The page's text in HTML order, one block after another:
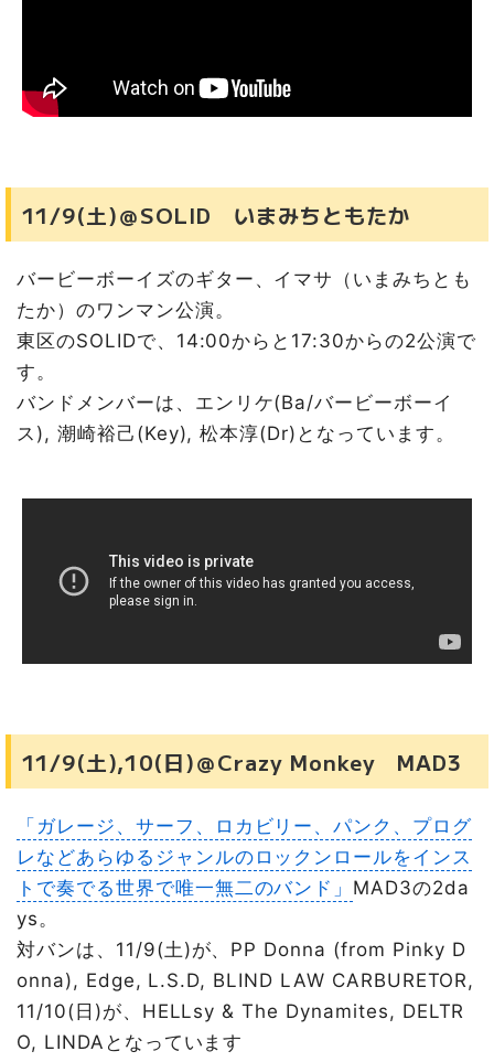
11/9(土)＠SOLID いまみちともたか
バービーボーイズのギター、イマサ（いまみちとも
たか）のワンマン公演。
東区のSOLIDで、14:00からと17:30からの2公演で
す。
バンドメンバーは、エンリケ(Ba/バービーボーイ
ス), 潮崎裕己(Key), 松本淳(Dr)となっています。
11/9(土),10(日)＠Crazy Monkey MAD3
「ガレージ、サーフ、ロカビリー、パンク、プログ
レなどあらゆるジャンルのロックンロールをインス
トで奏でる世界で唯一無二のバンド」 MAD3の2da
ys。
対バンは、11/9(土)が、PP Donna (from Pinky D
onna), Edge, L.S.D, BLIND LAW CARBURETOR,
11/10(日)が、HELLsy & The Dynamites, DELTR
O, LINDAとなっています